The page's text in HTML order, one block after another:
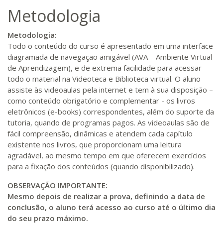
Metodologia
Metodologia:
Todo o conteúdo do curso é apresentado em uma interface
diagramada de navegação amigável (AVA – Ambiente Virtual
de Aprendizagem), e de extrema facilidade para acessar
todo o material na Videoteca e Biblioteca virtual. O aluno
assiste às videoaulas pela internet e tem à sua disposição –
como conteúdo obrigatório e complementar - os livros
eletrônicos (e-books) correspondentes, além do suporte da
tutoria, quando de programas pagos. As videoaulas são de
fácil compreensão, dinâmicas e atendem cada capítulo
existente nos livros, que proporcionam uma leitura
agradável, ao mesmo tempo em que oferecem exercícios
para a fixação dos conteúdos (quando disponibilizado).
OBSERVAÇÃO IMPORTANTE:
Mesmo depois de realizar a prova, definindo a data de
conclusão, o aluno terá acesso ao curso até o último dia
do seu prazo máximo.